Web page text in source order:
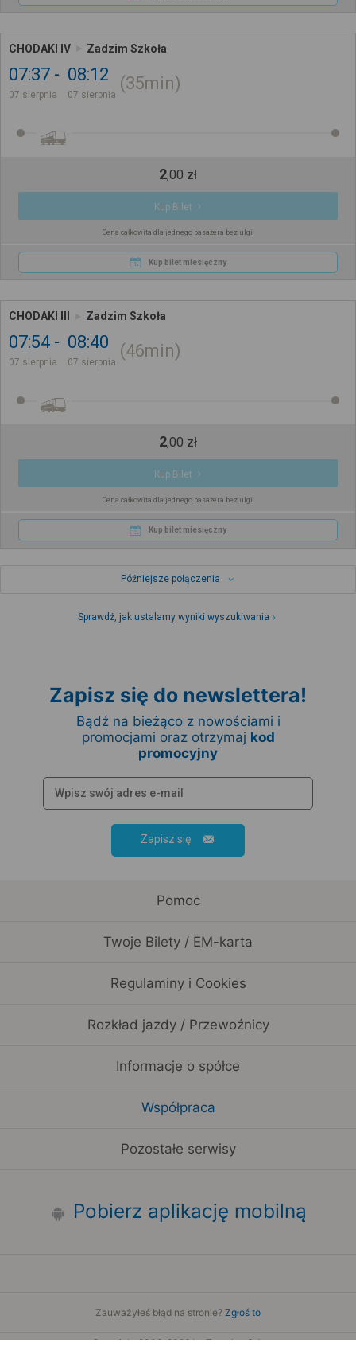
CHODAKI IV Zadzim Szkoła
07:37
07 sierpnia
08:12
07 sierpnia
35min
2,00 zł
Kup Bilet
Cena całkowita dla jednego pasażera bez ulgi
Kup bilet miesięczny
CHODAKI III Zadzim Szkoła
07:54
07 sierpnia
08:40
07 sierpnia
46min
2,00 zł
Kup Bilet
Cena całkowita dla jednego pasażera bez ulgi
Kup bilet miesięczny
Późniejsze połączenia
Sprawdź, jak ustalamy wyniki wyszukiwania
Zapisz się do newslettera!
Bądź na bieżąco z nowościami i
promocjami oraz otrzymaj kod
promocyjny
Zapisz się
Pomoc
Twoje Bilety / EM-karta
Regulaminy i Cookies
Rozkład jazdy / Przewoźnicy
Informacje o spółce
Współpraca
Pozostałe serwisy
Pobierz aplikację mobilną
Zauważyłeś błąd na stronie? Zgłoś to
Copyright 2006-2026 by Teroplan S.A.